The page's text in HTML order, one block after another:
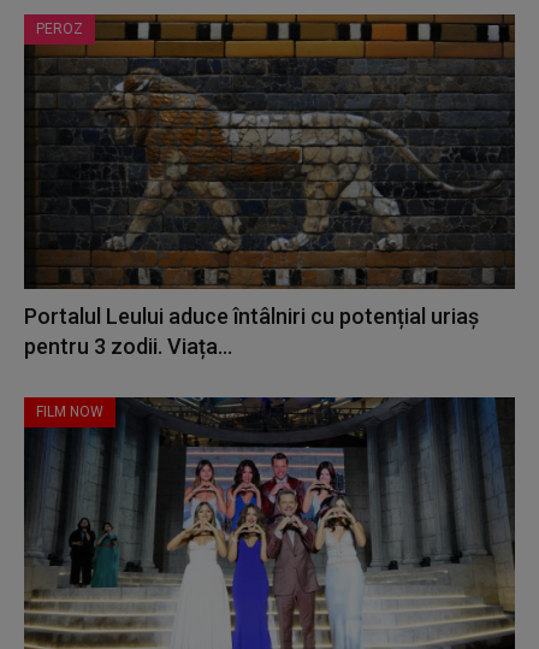
PEROZ
Portalul Leului aduce întâlniri cu potențial uriaș
pentru 3 zodii. Viața...
FILM NOW